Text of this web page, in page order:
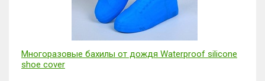
Многоразовые бахилы от дождя Waterproof silicone
shoe cover